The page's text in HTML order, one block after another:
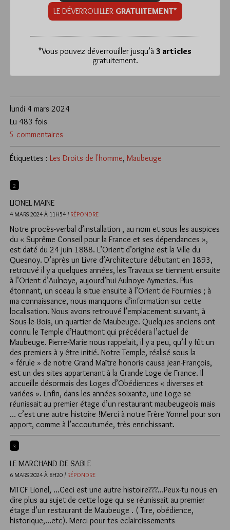
LE DÉVERROUILLER GRATUITEMENT*
*Vous pouvez déverrouiller jusqu’à 3 articles
gratuitement.
lundi 4 mars 2024
5 commentaires
Lu 483 fois
Étiquettes : Les Droits de l'homme, Maubeuge
2
LIONEL MAINE
4 MARS 2024 À 11H54 / RÉPONDRE
Notre procès-verbal d’installation , au nom et sous les auspices
du « Suprême Conseil pour la France et ses dépendances »,
est daté du 24 juin 1888. L’Orient d’origine est la Ville du
Quesnoy. D’après un Livre d’Architecture débutant en 1893,
retrouvé il y a quelques années, les Travaux se tiennent ensuite
à l’Orient d’Aulnoye, aujourd’hui Aulnoye-Aymeries. Plus
étonnant, un sceau la situe ensuite à l’Orient de Fourmies ; à
ma connaissance, nous manquons d’information sur cette
localisation. Nous avons retrouvé l’emplacement suivant, à
Sous-le-Bois, un quartier de Maubeuge. Quelques anciens ont
connu le Temple d’Hautmont qui précédera l’actuel de
Maubeuge. Pierre-Marie nous rappelait, il y a peu, qu’il y fût un
des premiers à y être initié. Notre Temple, réalisé sous la
« férule » de notre Grand Maître honoris causa Jean-François,
est un des sites appartenant à la Grande Loge de France. Il
accueille désormais des Loges d’Obédiences « diverses et
variées ». Enfin, dans les années soixante, une Loge se
réunissait au premier étage d’un restaurant maubeugeois mais
… c’est une autre histoire !Merci à notre Frère Yonnel pour son
apport, comme à l’accoutumée, très enrichissant.
3
LE MARCHAND DE SABLE
6 MARS 2024 À 8H20 / RÉPONDRE
MTCF Lionel, …Ceci est une autre histoire???…Peux-tu nous en
dire plus au sujet de cette loge qui se réunissait au premier
étage d’un restaurant de Maubeuge . ( Tire, obédience,
historique,…etc). Merci pour tes eclaircissements